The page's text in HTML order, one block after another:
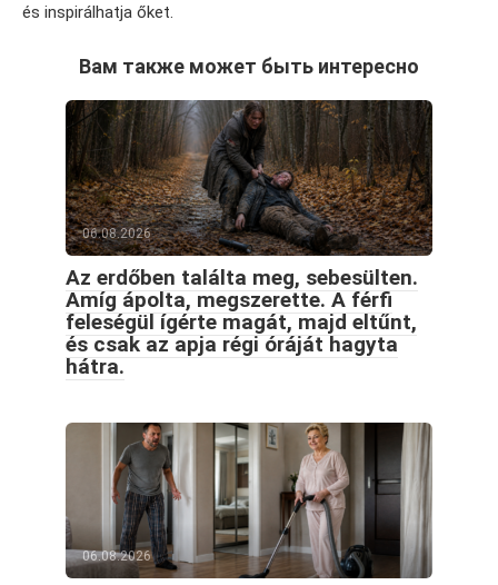
és inspirálhatja őket.
Вам также может быть интересно
06.08.2026
Az erdőben találta meg, sebesülten.
Amíg ápolta, megszerette. A férfi
feleségül ígérte magát, majd eltűnt,
és csak az apja régi óráját hagyta
hátra.
06.08.2026